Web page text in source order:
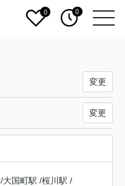
0 0
変更
変更
/大国町駅 /桜川駅 /